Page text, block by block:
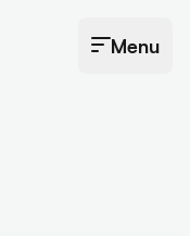
Otevřít menu
Menu